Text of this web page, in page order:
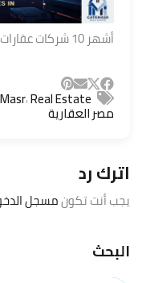
أشهر 10 شركات عقارات في مصر 2026
,Real Estate
مصر العقارية
اترك رد
يجب أنت تكونمسجل
البحث